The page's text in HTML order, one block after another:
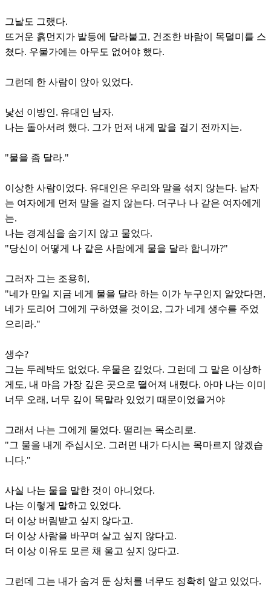
그날도 그랬다.
뜨거운 흙먼지가 발등에 달라붙고, 건조한 바람이 목덜미를 스
쳤다. 우물가에는 아무도 없어야 했다.
그런데 한 사람이 앉아 있었다.
낯선 이방인. 유대인 남자.
나는 돌아서려 했다. 그가 먼저 내게 말을 걸기 전까지는.
"물을 좀 달라."
이상한 사람이었다. 유대인은 우리와 말을 섞지 않는다. 남자
는 여자에게 먼저 말을 걸지 않는다. 더구나 나 같은 여자에게
는.
나는 경계심을 숨기지 않고 물었다.
"당신이 어떻게 나 같은 사람에게 물을 달라 합니까?"
그러자 그는 조용히,
"네가 만일 지금 네게 물을 달라 하는 이가 누구인지 알았다면,
네가 도리어 그에게 구하였을 것이요, 그가 네게 생수를 주었
으리라."
생수?
그는 두레박도 없었다. 우물은 깊었다. 그런데 그 말은 이상하
게도, 내 마음 가장 깊은 곳으로 떨어져 내렸다. 아마 나는 이미
너무 오래, 너무 깊이 목말라 있었기 때문이었을거야
그래서 나는 그에게 물었다. 떨리는 목소리로.
"그 물을 내게 주십시오. 그러면 내가 다시는 목마르지 않겠습
니다."
사실 나는 물을 말한 것이 아니었다.
나는 이렇게 말하고 있었다.
더 이상 버림받고 싶지 않다고.
더 이상 사람을 바꾸며 살고 싶지 않다고.
더 이상 이유도 모른 채 울고 싶지 않다고.
그런데 그는 내가 숨겨 둔 상처를 너무도 정확히 알고 있었다.